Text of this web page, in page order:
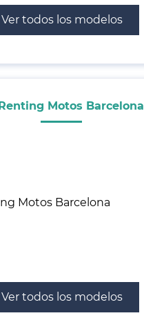
Ver todos los modelos
Renting Motos Barcelona
Ver todos los modelos